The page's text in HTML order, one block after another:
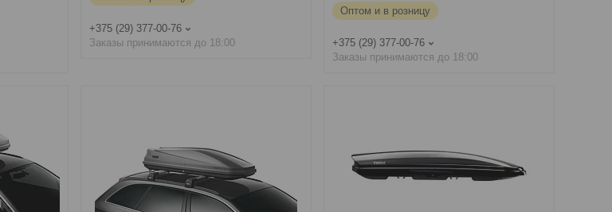
+375 (29) 377-00-76
Заказы принимаются до 18:00
Оптом и в розницу
+375 (29) 377-00-76
Заказы принимаются до 18:00